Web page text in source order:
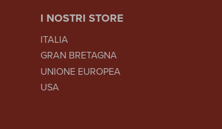
I NOSTRI STORE
ITALIA
GRAN BRETAGNA
UNIONE EUROPEA
USA